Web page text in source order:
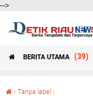
-->
BERITA UTAMA (39)
› Tanpa label ›